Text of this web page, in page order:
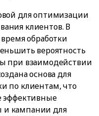
для оптимизации
клиентов. В
обработки
вероятность
при взаимодействии
основа для
по клиентам, что
эффективные
и кампании для